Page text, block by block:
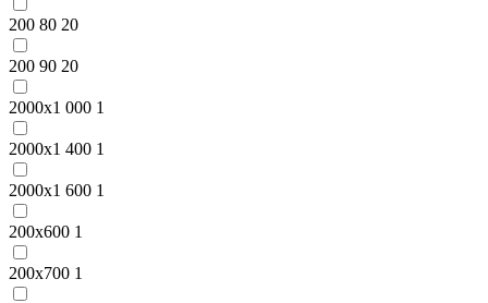
200 80 20
200 90 20
2000x1 000 1
2000x1 400 1
2000x1 600 1
200x600 1
200x700 1